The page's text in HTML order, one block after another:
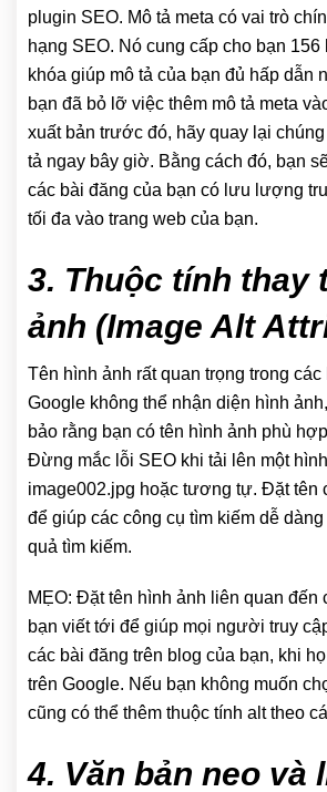
plugin SEO. Mô tả meta có vai trò
hạng SEO. Nó cung cấp cho bạn
khóa giúp mô tả của bạn đủ hấp dẫn
bạn đã bỏ lỡ việc thêm mô tả meta
xuất bản trước đó, hãy quay lại
tả ngay bây giờ. Bằng cách đó, bạn
các bài đăng của bạn có lưu lượng
tối đa vào trang web của bạn.
3. Thuộc tính thay
ảnh (Image Alt
Tên hình ảnh rất quan trọng trong
Google không thể nhận diện hình
bảo rằng bạn có tên hình ảnh phù
Đừng mắc lỗi SEO khi tải lên một
image002.jpg hoặc tương tự. Đặt tên
để giúp các công cụ tìm kiếm dễ
quả tìm kiếm.
MẸO: Đặt tên hình ảnh liên quan đến
bạn viết tới để giúp mọi người truy
các bài đăng trên blog của bạn, khi
trên Google. Nếu bạn không muốn
cũng có thể thêm thuộc tính alt theo
4. Văn bản neo và